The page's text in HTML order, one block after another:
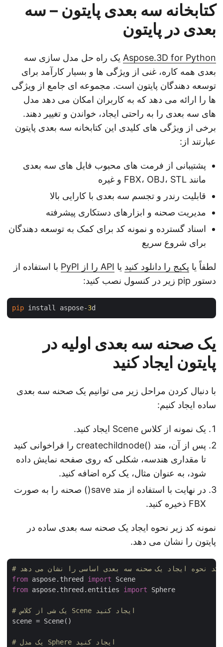
کتابخانه سه بعدی پایتون – سه
بعدی در پایتون
Aspose.3D for Pythonیک راه حل مدل سازی سه
بعدی همه کاره، غنی از ویژگی ها و بسیار کارآمد برای
توسعه دهندگان پایتون است. مجموعه ای جامع از ویژگی
ها را ارائه می دهد که به کاربران امکان می دهد مدل
های سه بعدی را به راحتی ایجاد، خواندن و تغییر دهند.
برخی از ویژگی های کلیدی این کتابخانه سه بعدی پایتون
عبارتند از:
پشتیبانی از فرمت های محبوب فایل های سه بعدی
مانند FBX، OBJ، STL و غیره
قابلیت رندر و تجسم سه بعدی با کارایی بالا
مدیریت صحنه و ابزارهای دستکاری پیشرفته
اسناد گسترده و نمونه کد برای کمک به توسعه دهندگان
برای شروع سریع
لطفاً یاپکیج را دانلود کنیدیاAPI را از PyPI
با استفاده از
دستور pip زیر در کنسول نصب کنید:
pip install aspose-3
یک صحنه سه بعدی اولیه در
پایتون ایجاد کنید
با دنبال کردن مراحل زیر می توانیم یک صحنه سه بعدی
ساده ایجاد کنیم:
یک نمونه از کلاس Scene ایجاد کنید.
پس از آن، متد ()createchildnode را فراخوانی کنید
تا مقداری هندسه، شکلی که روی صفحه نمایش داده
شود، به عنوان مثال، یک کره اضافه کنید.
در نهایت با استفاده از متد save() صحنه را به صورت
FBX ذخیره کنید.
نمونه کد زیر نحوه ایجاد یک صحنه سه بعدی ساده در
پایتون را نشان می دهد.
from aspose.threed import
from aspose.threed.entities import Sphere
# یک شی از کلاس Scene ایجاد کنید
scene = Scene()
# یک مدل Sphere ایجاد کنید